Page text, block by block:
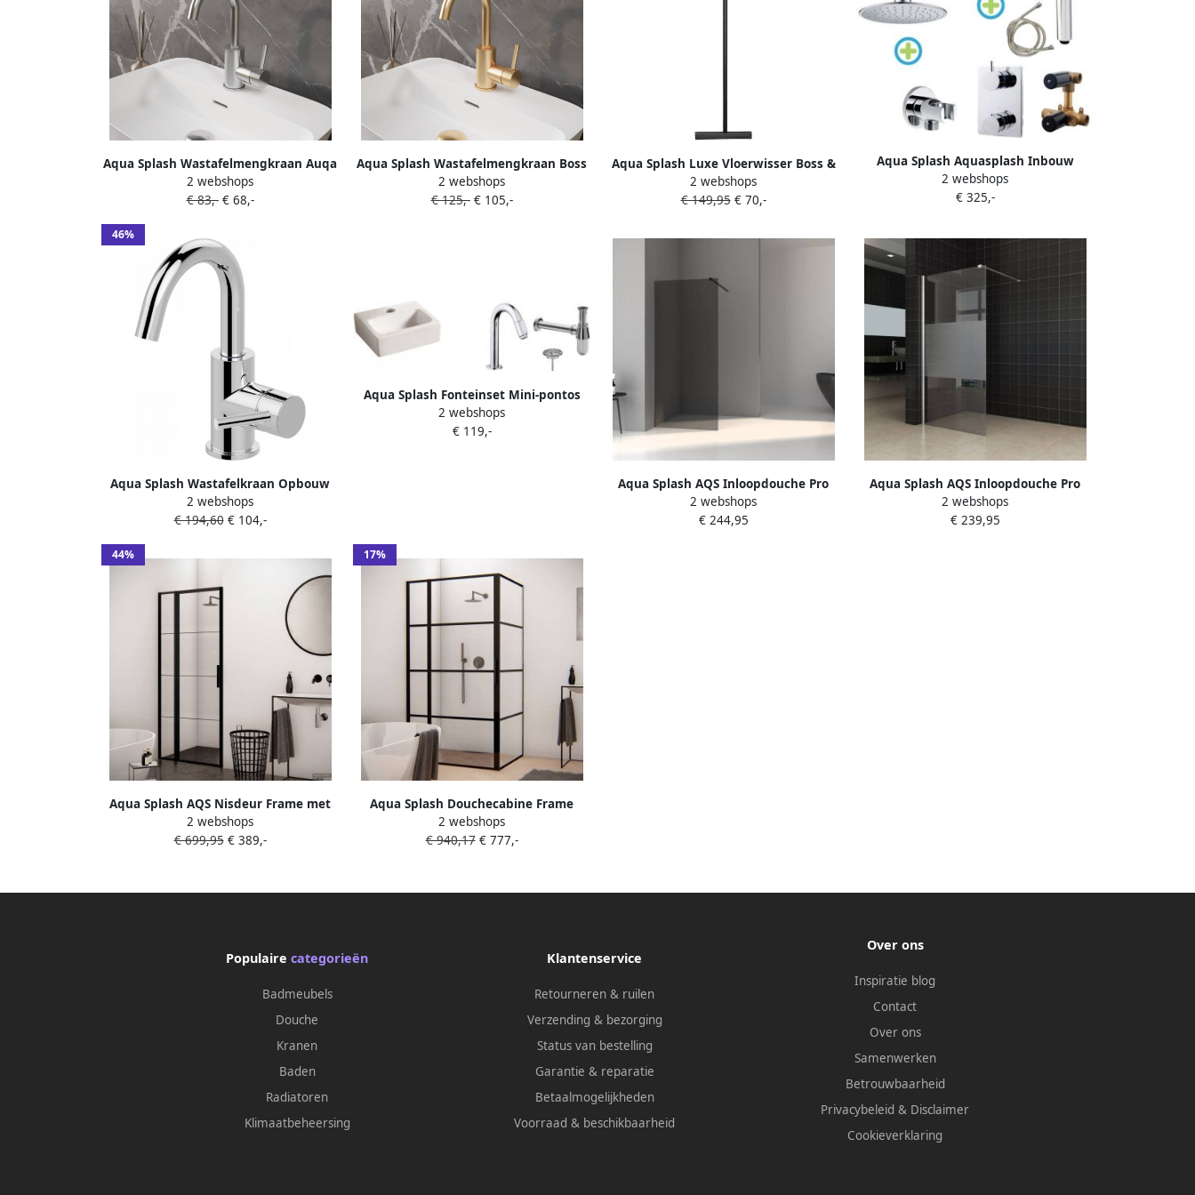
Aqua Splash Wastafelmengkraan Auqa
Splash Colorato Ensy Gebogen Uitloop
Chroom
2 webshops
€ 83,-€ 68,-
Aqua Splash Wastafelmengkraan Boss
& Wessing Colorato Ensy Draaibare
Gebogen Uitloop Geborsteld Goud
2 webshops
€ 125,-€ 105,-
Aqua Splash Luxe Vloerwisser Boss &
Wessing met Ophanging RVS MAT
ZWART
2 webshops
€ 149,95€ 70,-
Aqua Splash Aquasplash Inbouw
Regendouche set Thermostatisch
Christa Chroom Inbouw Regendouche
Thermostaat +
2 webshops
€ 325,-
46%
Aqua Splash Wastafelkraan Opbouw
Draaibare Uitloop Chroom Amon
Round
2 webshops
€ 194,60€ 104,-
Aqua Splash Fonteinset Mini-pontos
28X24.5X9 cm RVS
2 webshops
€ 119,-
Aqua Splash AQS Inloopdouche Pro
Line Rookglas 8 mm Nano Coating Mat
Zwart Profiel en Stang Proline 80x200
2 webshops
€ 244,95
Aqua Splash AQS Inloopdouche Pro
Line Middenband 8 mm Nano Coating
RVS Profiel en Stang Proline 80x200 cm
2 webshops
€ 239,95
44%
Aqua Splash AQS Nisdeur Frame met
Vast Paneel 110x200 cm 8 mm NANO
Glas Mat Zwart Raster 33768-85431
2 webshops
€ 699,95€ 389,-
17%
Aqua Splash Douchecabine Frame
100x80 cm 8 mm NANO Glas Mat
Zwart Raster Douchecabine 100x80 cm
2 webshops
€ 940,17€ 777,-
Populaire categorieën
Badmeubels
Douche
Kranen
Baden
Radiatoren
Klimaatbeheersing
Klantenservice
Retourneren & ruilen
Verzending & bezorging
Status van bestelling
Garantie & reparatie
Betaalmogelijkheden
Voorraad & beschikbaarheid
Over ons
Inspiratie blog
Contact
Over ons
Samenwerken
Betrouwbaarheid
Privacybeleid & Disclaimer
Cookieverklaring